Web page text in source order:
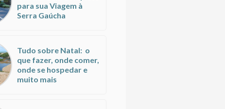
para sua Viagem à
Serra Gaúcha
Tudo sobre Natal: o
que fazer, onde comer,
onde se hospedar e
muito mais